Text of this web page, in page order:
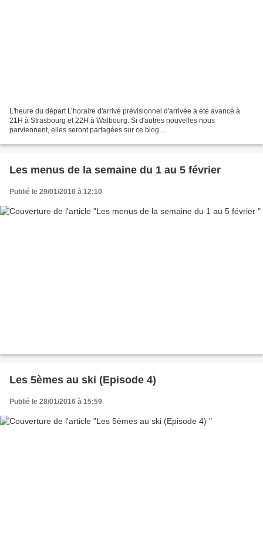
L'heure du départ L’horaire d'arrivé prévisionnel d'arrivée a été avancé à
21H à Strasbourg et 22H à Walbourg. Si d'autres nouvelles nous
parviennent, elles seront partagées sur ce blog....
Les menus de la semaine du 1 au 5 février
Publié le 29/01/2016 à 12:10
Les 5èmes au ski (Episode 4)
Publié le 28/01/2016 à 15:59